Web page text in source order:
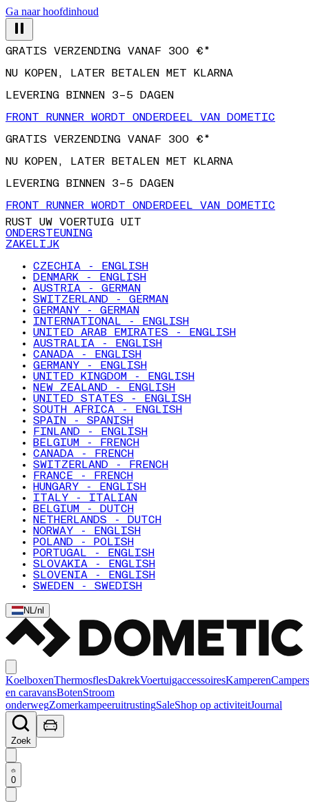
Ga naar hoofdinhoud
GRATIS VERZENDING VANAF 300 €*
NU KOPEN, LATER BETALEN MET KLARNA
LEVERING BINNEN 3–5 DAGEN
FRONT RUNNER WORDT ONDERDEEL VAN DOMETIC
GRATIS VERZENDING VANAF 300 €*
NU KOPEN, LATER BETALEN MET KLARNA
LEVERING BINNEN 3–5 DAGEN
FRONT RUNNER WORDT ONDERDEEL VAN DOMETIC
RUST UW VOERTUIG UIT
ONDERSTEUNING
ZAKELIJK
CZECHIA - ENGLISH
DENMARK - ENGLISH
AUSTRIA - GERMAN
SWITZERLAND - GERMAN
GERMANY - GERMAN
INTERNATIONAL - ENGLISH
UNITED ARAB EMIRATES - ENGLISH
AUSTRALIA - ENGLISH
CANADA - ENGLISH
GERMANY - ENGLISH
UNITED KINGDOM - ENGLISH
NEW ZEALAND - ENGLISH
UNITED STATES - ENGLISH
SOUTH AFRICA - ENGLISH
SPAIN - SPANISH
FINLAND - ENGLISH
BELGIUM - FRENCH
CANADA - FRENCH
SWITZERLAND - FRENCH
FRANCE - FRENCH
HUNGARY - ENGLISH
ITALY - ITALIAN
BELGIUM - DUTCH
NETHERLANDS - DUTCH
NORWAY - ENGLISH
POLAND - POLISH
PORTUGAL - ENGLISH
SLOVAKIA - ENGLISH
SLOVENIA - ENGLISH
SWEDEN - SWEDISH
NL/nl
KoelboxenThermosflesDakrekVoertuigaccessoiresKamperenCampers
en caravansBotenStroom
onderwegZomerkampeeruitrustingSaleShop op activiteitJournal
Zoek
0